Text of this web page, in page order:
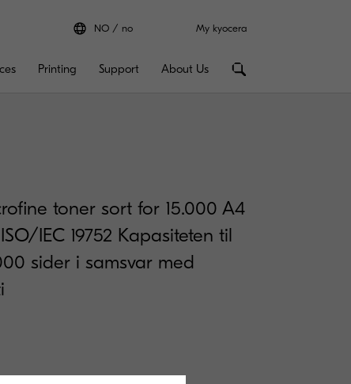
NO no My kyocera
Printing Support About Us
toner sort for 15.000 A4
IEC 19752 Kapasiteten til
sider i samsvar med